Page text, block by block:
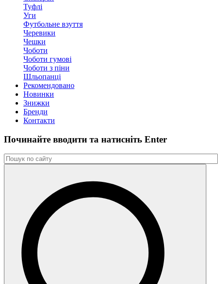
Туфлі
Уги
Футбольне взуття
Черевики
Чешки
Чоботи
Чоботи гумові
Чоботи з піни
Шльопанці
Рекомендовано
Новинки
Знижки
Бренди
Контакти
Починайте вводити та натиснiть Enter